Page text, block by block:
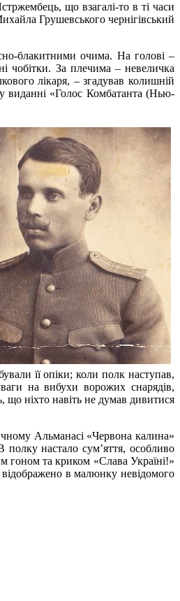
що взагалі-то в ті часи
Грушевського чернігівський
блакитними очима. На голові –
чобітки. За плечима – невеличка
лікаря, – згадував колишній
виданні «Голос Комбатанта (Нью-
її опіки; коли полк наступав,
на вибухи ворожих снарядів,
ніхто навіть не думав дивитися
Альманасі «Червона калина»
полку настало сум’яття, особливо
гоном та криком «Слава Україні!»
відображено в малюнку невідомого